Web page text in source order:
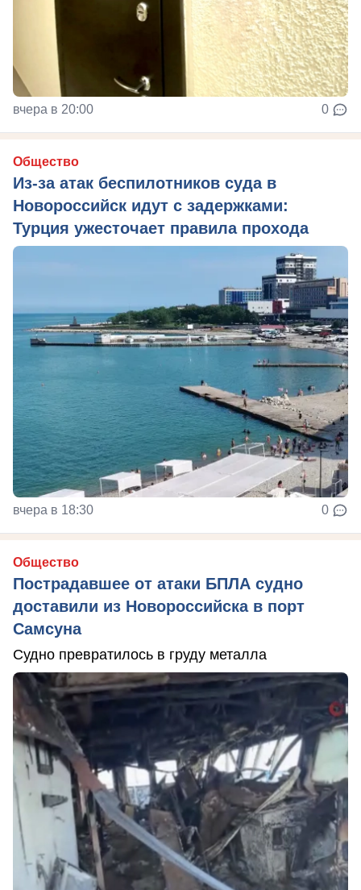
вчера в 20:00 0
Общество
Из‑за атак беспилотников суда в
Новороссийск идут с задержками:
Турция ужесточает правила прохода
вчера в 18:30 0
Общество
Пострадавшее от атаки БПЛА судно
доставили из Новороссийска в порт
Самсуна
Судно превратилось в груду металла